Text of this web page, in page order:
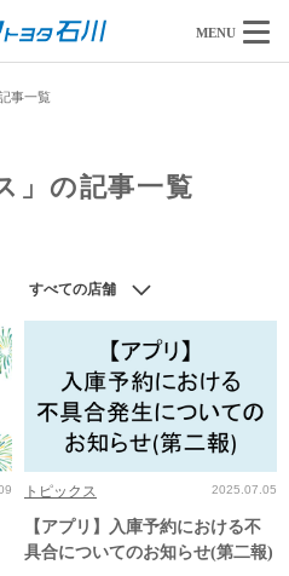
MENU
事一覧
」の記事一覧
すべての店舗
トピックス 2025.07.05
【アプリ】入庫予約における不
具合についてのお知らせ(第二報)